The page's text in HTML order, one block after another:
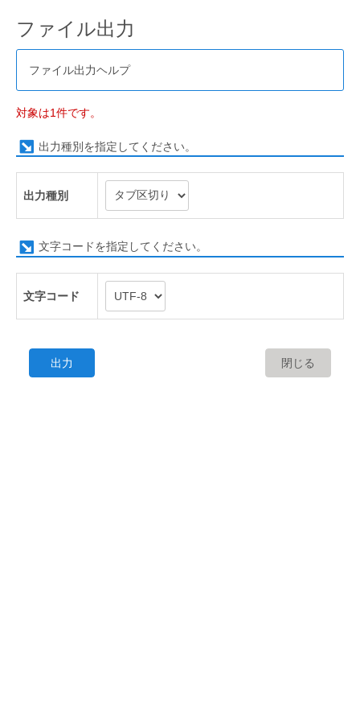
ファイル出力
ファイル出力ヘルプ
対象は1件です。
出力種別を指定してください。
出力種別
文字コードを指定してください。
文字コード